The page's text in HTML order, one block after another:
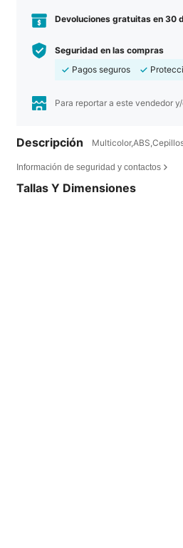
Devoluciones gratuitas en 30
Seguridad en las compras
Pagos seguros
Para reportar a este vendedor
Descripción
Información de seguridad y contactos
Tallas Y Dimensiones